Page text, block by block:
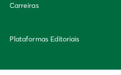
Carreiras
Plataformas Editoriais
Integridade